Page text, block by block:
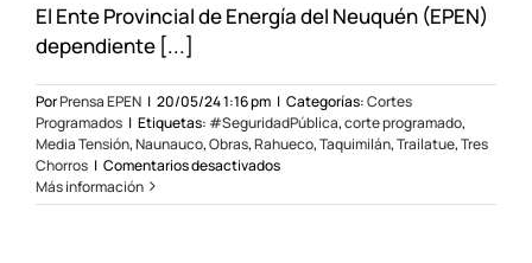
El Ente Provincial de Energía del Neuquén (EPEN)
dependiente [...]
PorPrensa EPEN | 20/05/24 1:16 pm | Categorías:Cortes
Programados | Etiquetas: #SeguridadPública,corte programado,
Media Tensión,Naunauco,Obras,Rahueco,Taquimilán,Trailatue,Tres
Chorros | Comentarios desactivadosen
programado
Más información